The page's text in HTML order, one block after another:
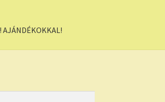
AJÁNDÉKOKKAL!